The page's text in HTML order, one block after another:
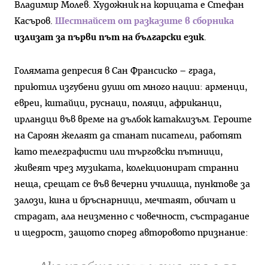
Владимир Молев. Художник на корицата е Стефан
Касъров. Шестнайсет от разказите в сборника
излизат за първи път на български език.
Голямата депресия в Сан Франсиско – града,
приютил изгубени души от много нации: арменци,
евреи, китайци, руснаци, поляци, африканци,
ирландци във време на дълбок катаклизъм. Героите
на Сароян желаят да станат писатели, работят
като телеграфисти или търговски пътници,
живеят чрез музиката, колекционират странни
неща, срещат се във вечерни училища, пунктове за
залози, кина и бръснарници, мечтаят, обичат и
страдат, ала неизменно с човечност, състрадание
и щедрост, защото според авторовото признание: